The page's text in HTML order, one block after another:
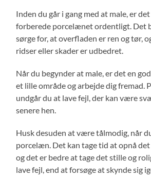
Inden du går i gang med at male, er
forberede porcelænet ordentligt. Det
sørge for, at overfladen er ren og tør,
ridser eller skader er udbedret.
Når du begynder at male, er det en
et lille område og arbejde dig fremad.
undgår du at lave fejl, der kan være
senere hen.
Husk desuden at være tålmodig, når
porcelæn. Det kan tage tid at opnå
og det er bedre at tage det stille og
lave fejl, end at forsøge at skynde sig